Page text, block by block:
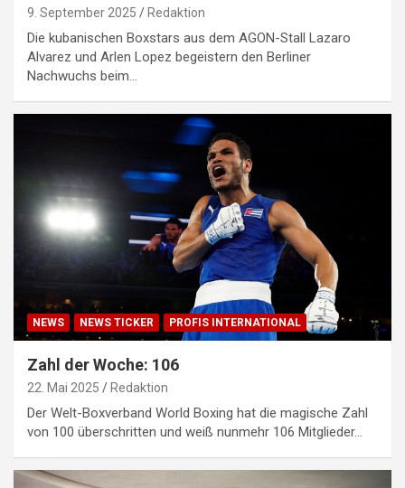
9. September 2025 Redaktion
Die kubanischen Boxstars aus dem AGON-Stall Lazaro
Alvarez und Arlen Lopez begeistern den Berliner
Nachwuchs beim…
NEWS NEWS TICKER PROFIS INTERNATIONAL
Zahl der Woche: 106
22. Mai 2025 Redaktion
Der Welt-Boxverband World Boxing hat die magische Zahl
von 100 überschritten und weiß nunmehr 106 Mitglieder…